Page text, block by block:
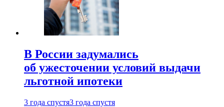
В России задумались
об ужесточении условий выдачи
льготной ипотеки
3 года спустя3 года спустя